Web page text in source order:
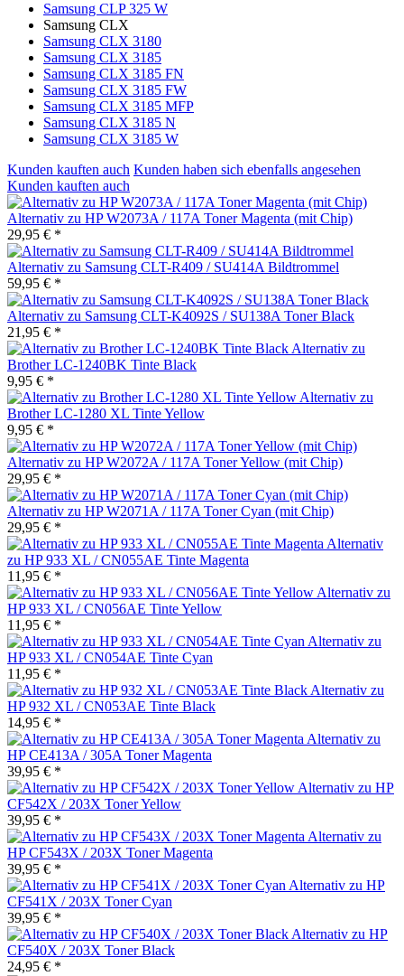
Samsung CLP 325 W
Samsung CLX
Samsung CLX 3180
Samsung CLX 3185
Samsung CLX 3185 FN
Samsung CLX 3185 FW
Samsung CLX 3185 MFP
Samsung CLX 3185 N
Samsung CLX 3185 W
Kunden kauften auch Kunden haben sich ebenfalls angesehen
Kunden kauften auch
Alternativ zu HP W2073A / 117A Toner Magenta (mit Chip)
29,95 € *
Alternativ zu Samsung CLT-R409 / SU414A Bildtrommel
59,95 € *
Alternativ zu Samsung CLT-K4092S / SU138A Toner Black
21,95 € *
Alternativ zu
Brother LC-1240BK Tinte Black
9,95 € *
Alternativ zu
Brother LC-1280 XL Tinte Yellow
9,95 € *
Alternativ zu HP W2072A / 117A Toner Yellow (mit Chip)
29,95 € *
Alternativ zu HP W2071A / 117A Toner Cyan (mit Chip)
29,95 € *
Alternativ
zu HP 933 XL / CN055AE Tinte Magenta
11,95 € *
Alternativ zu
HP 933 XL / CN056AE Tinte Yellow
11,95 € *
Alternativ zu
HP 933 XL / CN054AE Tinte Cyan
11,95 € *
Alternativ zu
HP 932 XL / CN053AE Tinte Black
14,95 € *
Alternativ zu
HP CE413A / 305A Toner Magenta
39,95 € *
Alternativ zu HP
CF542X / 203X Toner Yellow
39,95 € *
Alternativ zu
HP CF543X / 203X Toner Magenta
39,95 € *
Alternativ zu HP
CF541X / 203X Toner Cyan
39,95 € *
Alternativ zu HP
CF540X / 203X Toner Black
24,95 € *